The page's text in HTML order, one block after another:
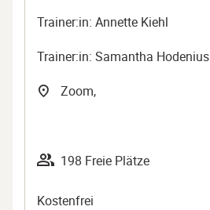
Trainer:in: Annette Kiehl
Trainer:in: Samantha Hodenius
Zoom,
198 Freie Plätze
Kostenfrei